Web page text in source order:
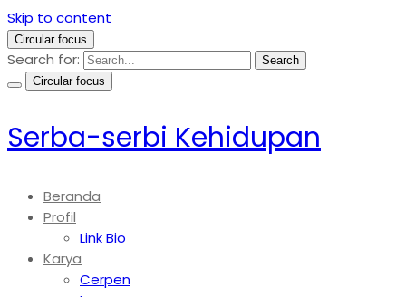
Skip to content
Circular focus
Search for:
Search
Circular focus
Serba-serbi Kehidupan
Beranda
Profil
Link Bio
Karya
Cerpen